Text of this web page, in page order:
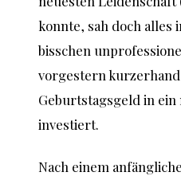
konnte, sah doch alles
bisschen
vorgestern
Geburtstagsgeld in ein
investiert.
Nach einem